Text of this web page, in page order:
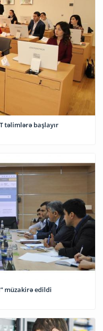
Elektron Hökumət Tədris Mərkəzi İT təlimlərə başlayır
müzakirə edildi